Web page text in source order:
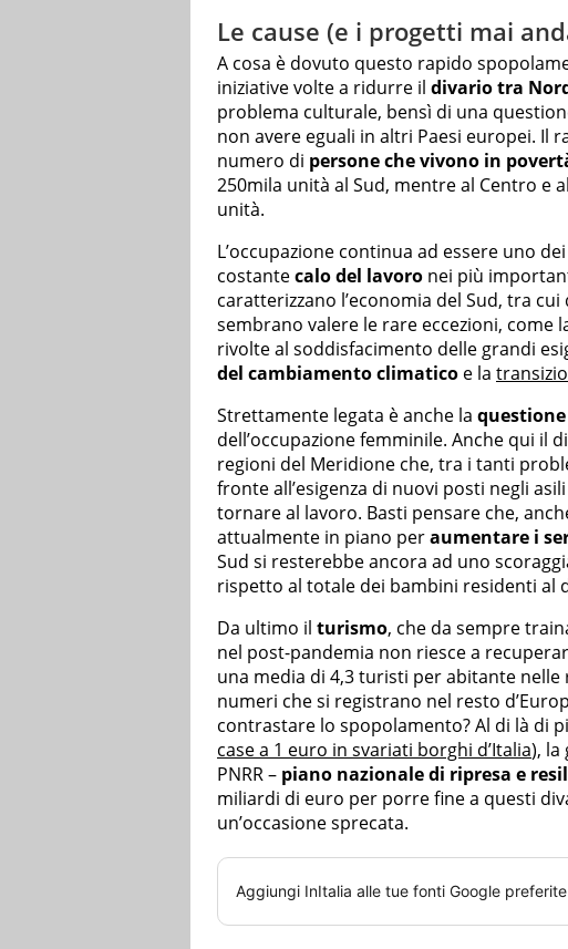
Le cause (e i progetti mai
A cosa è dovuto questo rapido
iniziative volte a ridurre il divario tra
problema culturale, bensì di una
non avere eguali in altri Paesi europei. Il
numero di persone che vivono in
250mila unità al Sud, mentre al Centro e
unità.
L’occupazione continua ad essere uno
costantecalo del lavoro nei più
caratterizzano l’economia del Sud, tra
sembrano valere le rare eccezioni, come
rivolte al soddisfacimento delle grandi
del cambiamento climatico e la
Strettamente legata è anche la
dell’occupazione femminile. Anche qui il
regioni del Meridione che, tra i tanti
fronte all’esigenza di nuovi posti negli
tornare al lavoro. Basti pensare che,
attualmente in piano peraumentare i
Sud si resterebbe ancora ad uno
rispetto al totale dei bambini residenti al
Da ultimo il turismo, che da sempre
nel post-pandemia non riesce a
una media di 4,3 turisti per abitante
numeri che si registrano nel resto
contrastare lo spopolamento? Al di là di
case a 1 euro in svariati borghi d’Italia), la
PNRR – piano nazionale di ripresa e
miliardi di euro per porre fine a questi
un’occasione sprecata.
Aggiungi InItalia alle tue fonti Google preferite